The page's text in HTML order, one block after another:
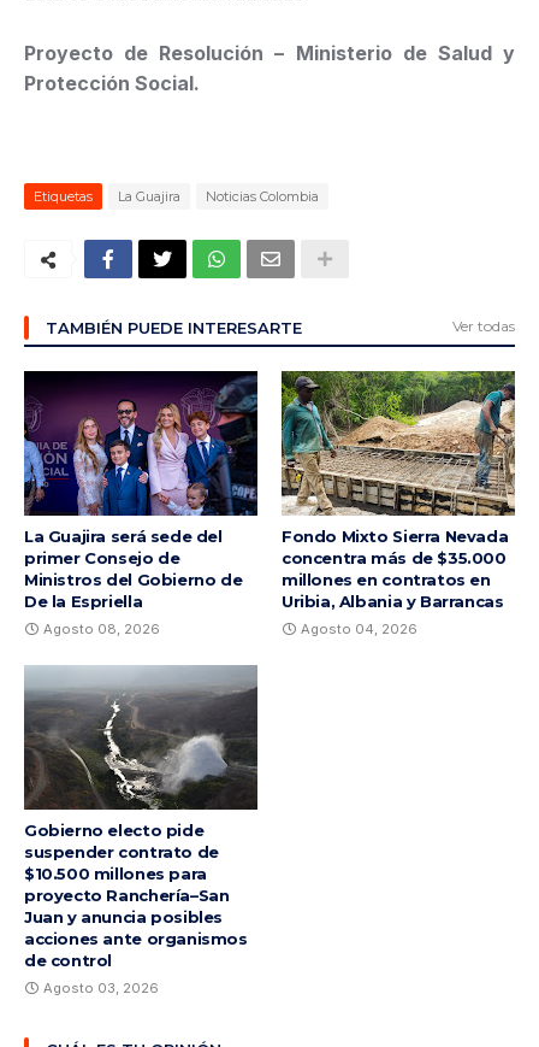
Proyecto de Resolución – Ministerio de Salud y
Protección Social.
Etiquetas La Guajira Noticias Colombia
TAMBIÉN PUEDE INTERESARTE Ver todas
La Guajira será sede del
primer Consejo de
Ministros del Gobierno de
De la Espriella
Agosto 08, 2026
Fondo Mixto Sierra Nevada
concentra más de $35.000
millones en contratos en
Uribia, Albania y Barrancas
Agosto 04, 2026
Gobierno electo pide
suspender contrato de
$10.500 millones para
proyecto Ranchería–San
Juan y anuncia posibles
acciones ante organismos
de control
Agosto 03, 2026